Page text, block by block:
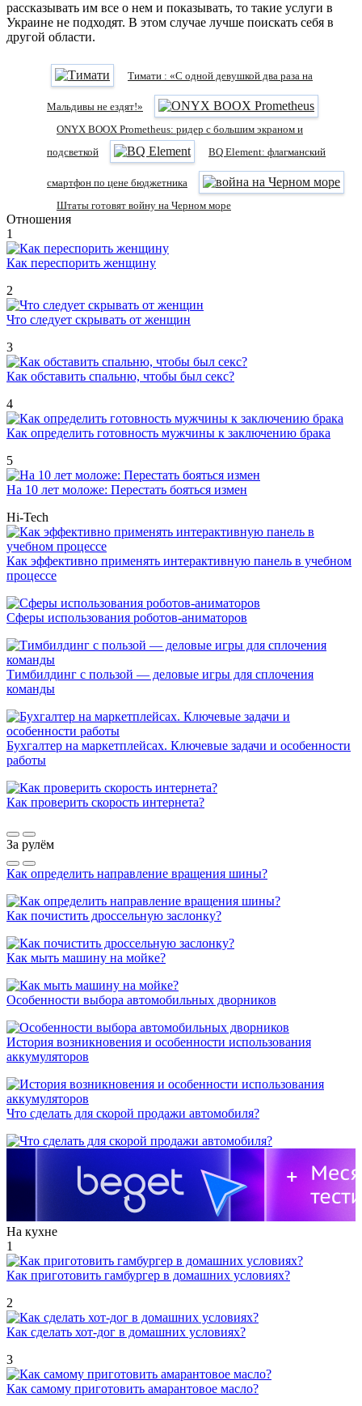
рассказывать им все о нем и показывать, то такие услуги в
Украине не подходят. В этом случае лучше поискать себя в
другой области.
Тимати : «С одной девушкой два раза на
Мальдивы не ездят!»
ONYX BOOX Prometheus: ридер с большим экраном и
подсветкой
BQ Element: флагманский
смартфон по цене бюджетника
Штаты готовят войну на Черном море
Отношения
1
Как переспорить женщину
2
Что следует скрывать от женщин
3
Как обставить спальню, чтобы был секс?
4
Как определить готовность мужчины к заключению брака
5
На 10 лет моложе: Перестать бояться измен
Hi-Tech
Как эффективно применять интерактивную панель в учебном
процессе
Сферы использования роботов-аниматоров
Тимбилдинг с пользой — деловые игры для сплочения
команды
Бухгалтер на маркетплейсах. Ключевые задачи и особенности
работы
Как проверить скорость интернета?
За рулём
Как определить направление вращения шины?
Как почистить дроссельную заслонку?
Как мыть машину на мойке?
Особенности выбора автомобильных дворников
История возникновения и особенности использования
аккумуляторов
Что сделать для скорой продажи автомобиля?
На кухне
1
Как приготовить гамбургер в домашних условиях?
2
Как сделать хот-дог в домашних условиях?
3
Как самому приготовить амарантовое масло?